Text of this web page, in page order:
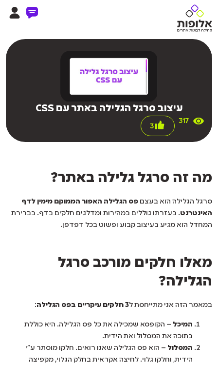
עיצוב סרגל הגלילה באתר עם CSS
317
3
מה זה סרגל גלילה באתר?
סרגל הגלילה הוא בעצם פס הגלילה האפור הממוקם מימין לדף
האינטרנט. בעזרתו גוללים במהירות ומדלגים חלקים בדף. בברירת
המחדל הוא מגיע בעיצוב קבוע ופשוט בכל דפדפן.
מאלו חלקים מורכב סרגל
הגלילה?
במאמר הזה אני מתייחסת ל3 חלקים עיקריים בפס הגלילה :
המיכל – הקופסא שמכילה את כל פס הגלילה. היא כוללת
בתוכה את המסלול ואת הידית.
המסלול – הוא פס הגלילה שאנו רואים. חלקו מוסתר ע”י
הידית, וחלקו גלוי. לחיצה אקראית בחלק הגלוי, מקפיצה